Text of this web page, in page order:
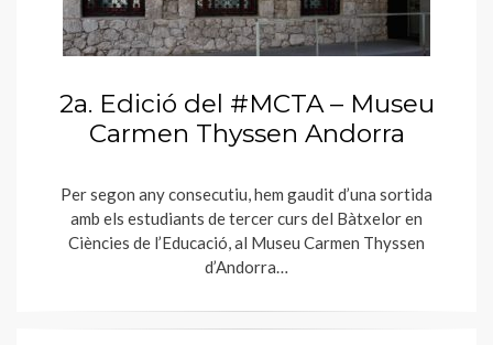
2a. Edició del #MCTA – Museu
Carmen Thyssen Andorra
Per segon any consecutiu, hem gaudit d’una sortida
amb els estudiants de tercer curs del Bàtxelor en
Ciències de l’Educació, al Museu Carmen Thyssen
d’Andorra…